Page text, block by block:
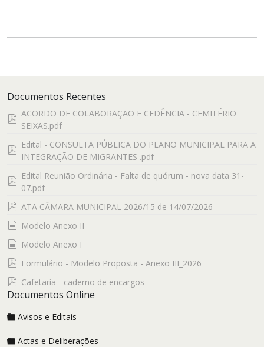
Documentos Recentes
pdf
ACORDO DE COLABORAÇÃO E CEDÊNCIA - CEMITÉRIO
SEIXAS.pdf
pdf
Edital - CONSULTA PÚBLICA DO PLANO MUNICIPAL PARA A
INTEGRAÇÃO DE MIGRANTES .pdf
pdf
Edital Reunião Ordinária - Falta de quórum - nova data 31-
07.pdf
pdf
ATA CÂMARA MUNICIPAL 2026/15 de 14/07/2026
documento
Modelo Anexo II
documento
Modelo Anexo I
pdf
Formulário - Modelo Proposta - Anexo III_2026
pdf
Cafetaria - caderno de encargos
Documentos Online
Avisos e Editais
Actas e Deliberações